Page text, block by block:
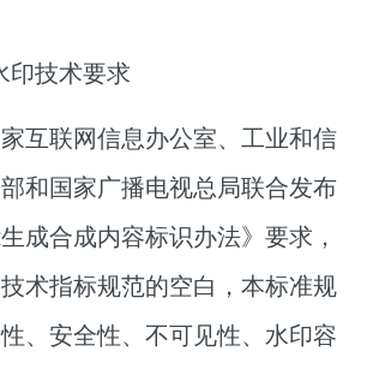
印技术要求
互联网信息办公室、工业和信
和国家广播电视总局联合发布
成合成内容标识办法》要求，
术指标规范的空白，本标准规
、安全性、不可见性、水印容